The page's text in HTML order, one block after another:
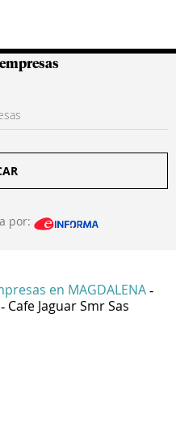
por:
en MAGDALENA -
- Cafe Jaguar Smr Sas